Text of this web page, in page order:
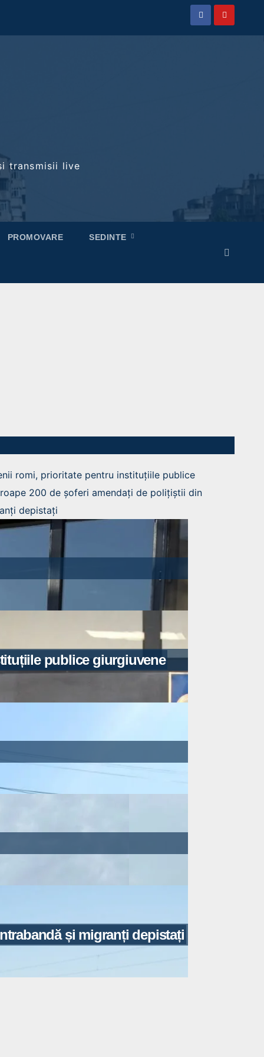
transmisii live
PROMOVARE SEDINTE
romi, prioritate pentru instituțiile publice
200 de șoferi amendați de polițiștii din
depistați
publice giurgiuvene
și migranți depistați